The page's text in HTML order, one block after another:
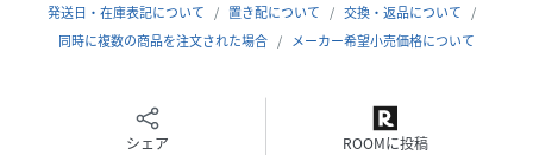
品番
HA3688_12683
(12683-GRY-225 HA3688
発送日・在庫表記について 置き配について
交換・返品について
同時に複数の商品を注文された場合
メーカー希望小売価格について
シェア ROOMに投稿